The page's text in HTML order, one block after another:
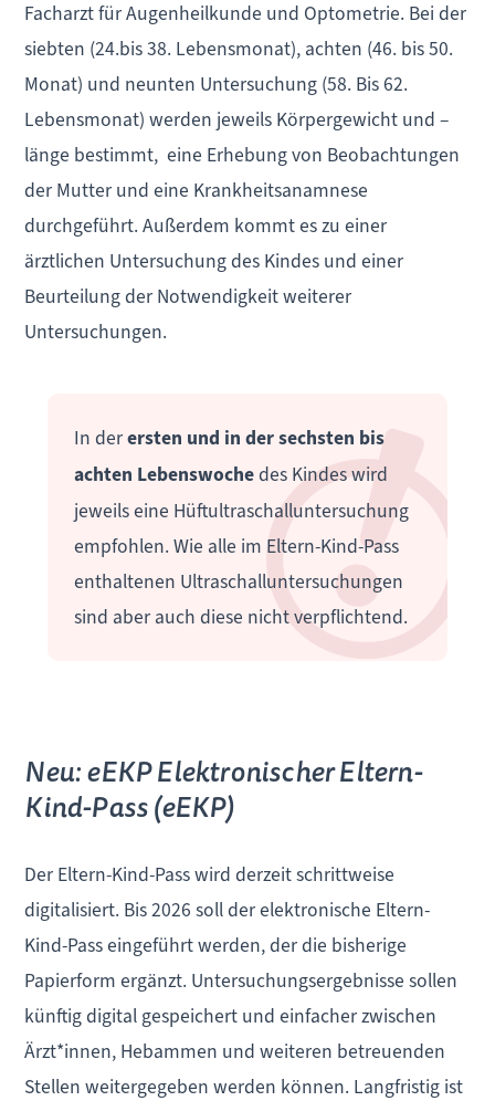
Facharzt für Augenheilkunde und Optometrie. Bei der
siebten (24.bis 38. Lebensmonat), achten (46. bis 50.
Monat) und neunten Untersuchung (58. Bis 62.
Lebensmonat) werden jeweils Körpergewicht und –
länge bestimmt, eine Erhebung von Beobachtungen
der Mutter und eine Krankheitsanamnese
durchgeführt. Außerdem kommt es zu einer
ärztlichen Untersuchung des Kindes und einer
Beurteilung der Notwendigkeit weiterer
Untersuchungen.
In derersten und in der sechsten bis
achten Lebenswochedes Kindes wird
jeweils eine Hüftultraschalluntersuchung
empfohlen. Wie alle im Eltern-Kind-Pass
enthaltenen Ultraschalluntersuchungen
sind aber auch diese nicht verpflichtend.
Neu: eEKP Elektronischer Eltern-
Kind-Pass (eEKP)
Der Eltern-Kind-Pass wird derzeit schrittweise
digitalisiert. Bis 2026 soll der elektronische Eltern-
Kind-Pass eingeführt werden, der die bisherige
Papierform ergänzt. Untersuchungsergebnisse sollen
künftig digital gespeichert und einfacher zwischen
Ärzt*innen, Hebammen und weiteren betreuenden
Stellen weitergegeben werden können. Langfristig ist